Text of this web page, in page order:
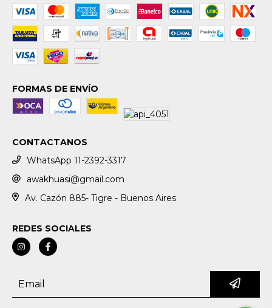
FORMAS DE ENVÍO
CONTACTANOS
WhatsApp 11-2392-3317
awakhuasi@gmail.com
Av. Cazón 885- Tigre - Buenos Aires
REDES SOCIALES